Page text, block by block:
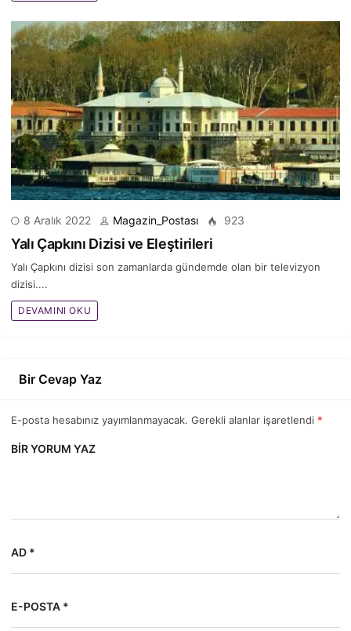
8 Aralık 2022 Magazin_Postası 923
Yalı Çapkını Dizisi ve Eleştirileri
Yalı Çapkını dizisi son zamanlarda gündemde olan bir televizyon
dizisi....
DEVAMINI OKU
Bir Cevap Yaz
E-posta hesabınız yayımlanmayacak. Gerekli alanlar işaretlendi *
BIR YORUM YAZ
AD *
E-POSTA *